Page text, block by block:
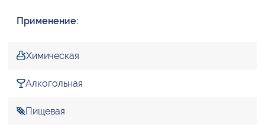
Применение:
Химическая
Алкогольная
Пищевая